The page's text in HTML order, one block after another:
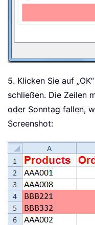
5. Klicken Sie auf
schließen. Die Zeilen
oder Sonntag fallen,
Screenshot: